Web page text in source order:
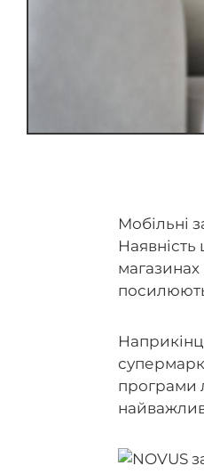
Мобільні
Наявність
посилюють
програми